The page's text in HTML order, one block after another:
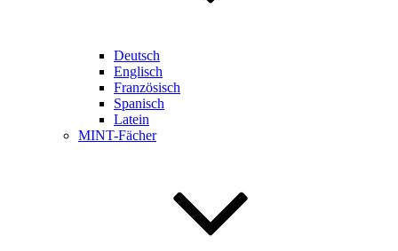
Deutsch
Englisch
Französisch
Spanisch
Latein
MINT-Fächer